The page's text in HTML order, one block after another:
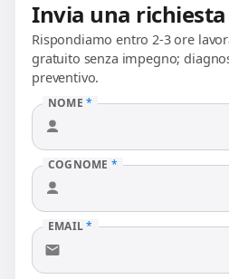
Invia una
Rispondiamo entro 2-3 ore
gratuito senza impegno;
preventivo.
NOME*
COGNOME *
EMAIL*